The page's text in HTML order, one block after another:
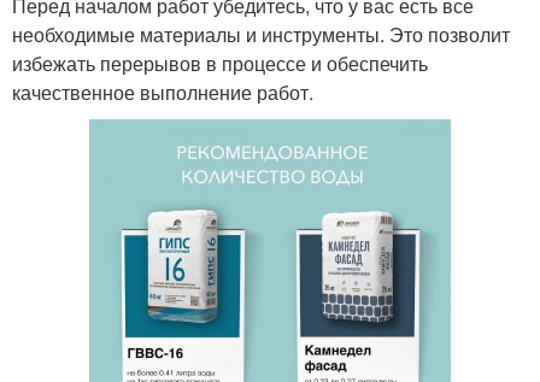
необходимые материалы и инструменты. Это позволит
избежать перерывов в процессе и обеспечить
качественное выполнение работ.